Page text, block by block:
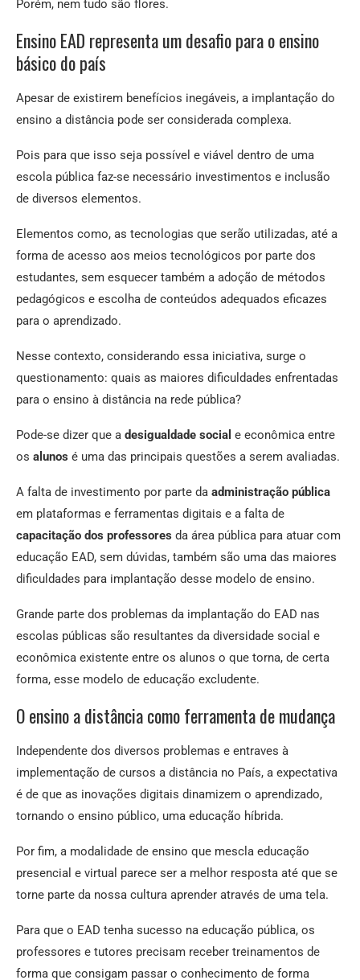
Porém, nem tudo são flores.
Ensino EAD representa um desafio para o ensino
básico do país
Apesar de existirem benefícios inegáveis, a implantação do
ensino a distância pode ser considerada complexa.
Pois para que isso seja possível e viável dentro de uma
escola pública faz-se necessário investimentos e inclusão
de diversos elementos.
Elementos como, as tecnologias que serão utilizadas, até a
forma de acesso aos meios tecnológicos por parte dos
estudantes, sem esquecer também a adoção de métodos
pedagógicos e escolha de conteúdos adequados eficazes
para o aprendizado.
Nesse contexto, considerando essa iniciativa, surge o
questionamento: quais as maiores dificuldades enfrentadas
para o ensino à distância na rede pública?
Pode-se dizer que a desigualdade social e econômica entre
os alunos é uma das principais questões a serem avaliadas.
A falta de investimento por parte da administração pública
em plataformas e ferramentas digitais e a falta de
capacitação dos professores da área pública para atuar com
educação EAD, sem dúvidas, também são uma das maiores
dificuldades para implantação desse modelo de ensino.
Grande parte dos problemas da implantação do EAD nas
escolas públicas são resultantes da diversidade social e
econômica existente entre os alunos o que torna, de certa
forma, esse modelo de educação excludente.
O ensino a distância como ferramenta de mudança
Independente dos diversos problemas e entraves à
implementação de cursos a distância no País, a expectativa
é de que as inovações digitais dinamizem o aprendizado,
tornando o ensino público, uma educação híbrida.
Por fim, a modalidade de ensino que mescla educação
presencial e virtual parece ser a melhor resposta até que se
torne parte da nossa cultura aprender através de uma tela.
Para que o EAD tenha sucesso na educação pública, os
professores e tutores precisam receber treinamentos de
forma que consigam passar o conhecimento de forma